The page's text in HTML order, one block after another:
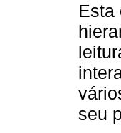
Esta
seu